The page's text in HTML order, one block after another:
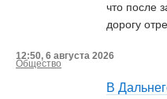
что после
дорогу
12:50, 6 августа 2026
Общество
В